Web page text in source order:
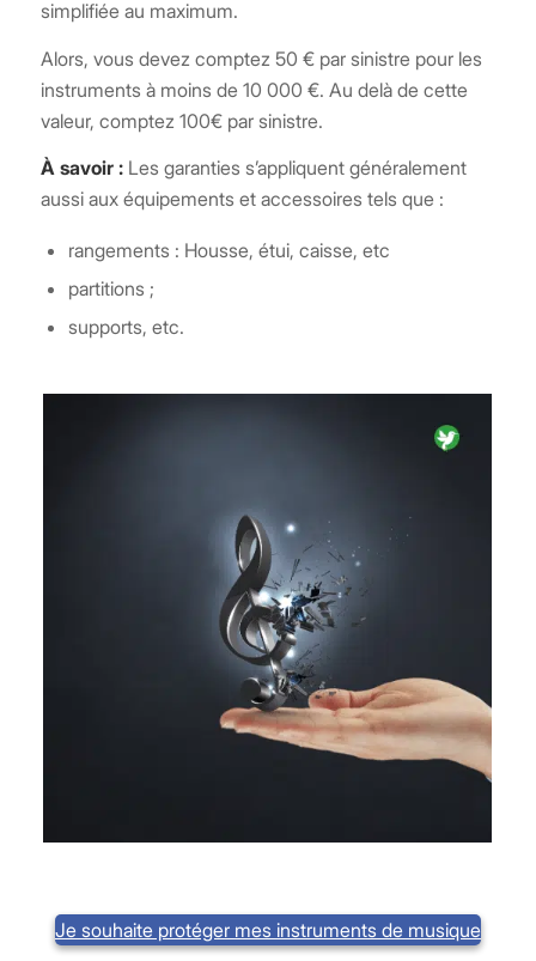
simplifiée au maximum.
Alors, vous devez comptez 50 € par sinistre pour les
instruments à moins de 10 000 €. Au delà de cette
valeur, comptez 100€ par sinistre.
À savoir :Les garanties s’appliquent généralement
aussi aux équipements et accessoires tels que :
rangements : Housse, étui, caisse, etc
partitions ;
supports, etc.
Je souhaite protéger mes instruments de musique